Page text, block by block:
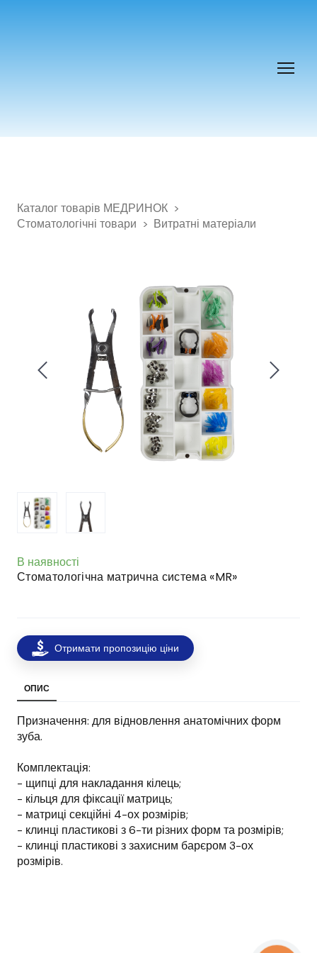
Каталог товарів МЕДРИНОК
Стоматологічні товари
Витратні матеріали
В наявності
Стоматологічна матрична система «MR»
Отримати пропозицію ціни
ОПИС
Призначення: для відновлення анатомічних форм
зуба.
Комплектація:
- щипці для накладання кілець;
- кільця для фіксації матриць;
- матриці секційні 4-ох розмірів;
- клинці пластикові з 6-ти різних форм та розмірів;
- клинці пластикові з захисним барєром 3-ох
розмірів.